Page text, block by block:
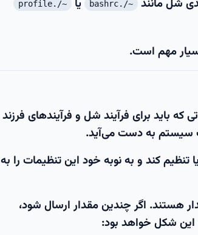
شل مانند
~/.bashrc یا ~/.profile
مهم است.
باید برای فرآیند شل و فرآیندهای فرزند
سیستم به دست می‌آید.
کند و به نوبه خود این تنظیمات را به
هستند. اگر چندین مقدار ارسال شود،
این شکل خواهد بود: